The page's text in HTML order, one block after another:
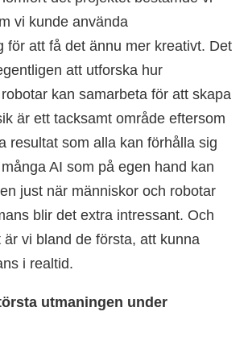
vi kunde använda
för att få det ännu mer kreativt. Det
att utforska hur
kan samarbeta för att skapa
är ett tacksamt område eftersom
resultat som alla kan förhålla sig
AI som på egen hand kan
just när människor och robotar
blir det extra intressant. Och
är vi bland de första, att kunna
i realtid.
utmaningen under